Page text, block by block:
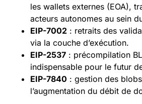
les wallets externes (EOA),
acteurs autonomes au sein
EIP-7002 : retraits des
via la couche d’exécution.
EIP-2537 : précompilation
indispensable pour le futur
EIP-7840 : gestion des
l’augmentation du débit de